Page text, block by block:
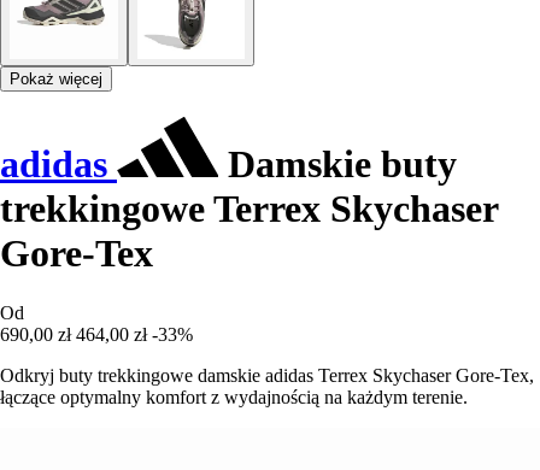
Pokaż więcej
adidas
Damskie buty
trekkingowe Terrex Skychaser
Gore-Tex
Od
690,00 zł 464,00 zł -33%
Odkryj buty trekkingowe damskie adidas Terrex Skychaser Gore-Tex,
łączące optymalny komfort z wydajnością na każdym terenie.